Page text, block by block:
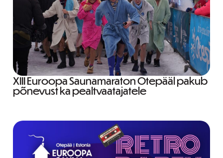
XIII Euroopa Saunamaraton Otepääl pakub
põnevust ka pealtvaatajatele